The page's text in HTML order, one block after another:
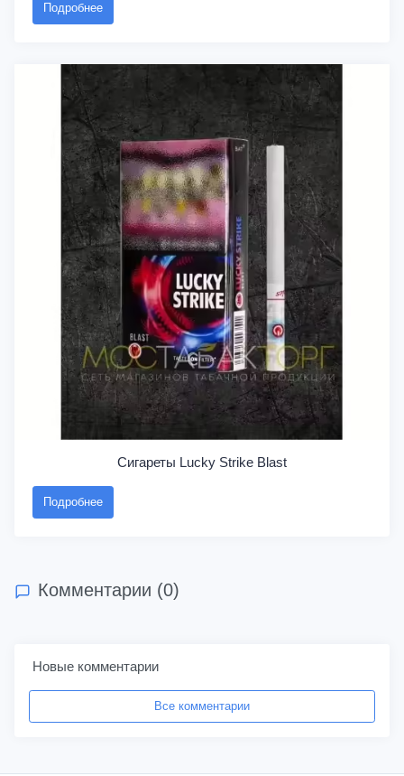
Подробнее
Сигареты Lucky Strike Blast
Подробнее
Комментарии (0)
Новые комментарии
Все комментарии